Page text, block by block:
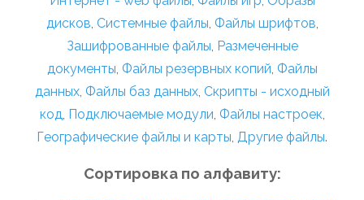
дисков, Системные файлы, Файлы шрифтов,
Зашифрованные файлы, Размеченные
документы, Файлы резервных копий, Файлы
данных, Файлы баз данных, Скрипты - исходный
код, Подключаемые модули, Файлы настроек,
Географические файлы и карты, Другие файлы.
Сортировка по алфавиту: